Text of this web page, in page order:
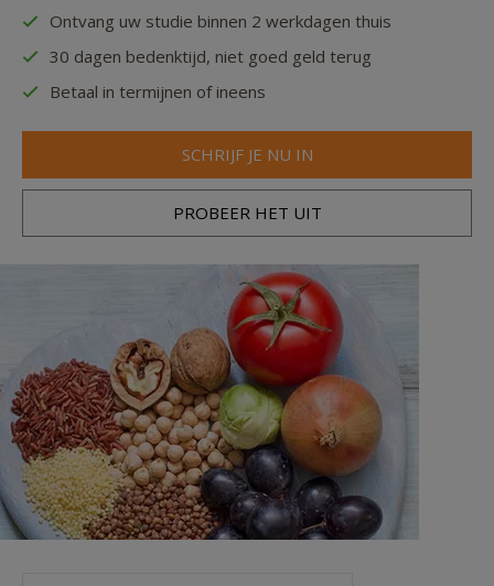
Ontvang uw studie binnen 2 werkdagen thuis
30 dagen bedenktijd, niet goed geld terug
Betaal in termijnen of ineens
SCHRIJF JE NU IN
PROBEER HET UIT